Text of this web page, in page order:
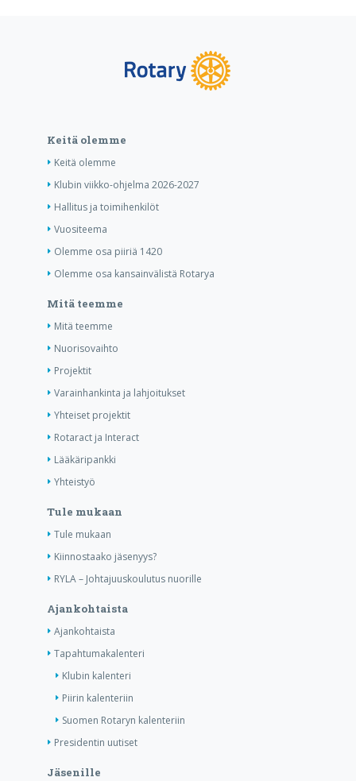
Keitä olemme
Keitä olemme
Klubin viikko-ohjelma 2026-2027
Hallitus ja toimihenkilöt
Vuositeema
Olemme osa piiriä 1420
Olemme osa kansainvälistä Rotarya
Mitä teemme
Mitä teemme
Nuorisovaihto
Projektit
Varainhankinta ja lahjoitukset
Yhteiset projektit
Rotaract ja Interact
Lääkäripankki
Yhteistyö
Tule mukaan
Tule mukaan
Kiinnostaako jäsenyys?
RYLA – Johtajuuskoulutus nuorille
Ajankohtaista
Ajankohtaista
Tapahtumakalenteri
Klubin kalenteri
Piirin kalenteriin
Suomen Rotaryn kalenteriin
Presidentin uutiset
Jäsenille